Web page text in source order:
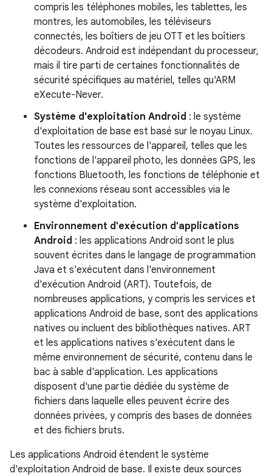
compris les téléphones mobiles, les tablettes, les
montres, les automobiles, les téléviseurs
connectés, les boîtiers de jeu OTT et les boîtiers
décodeurs. Android est indépendant du processeur,
mais il tire parti de certaines fonctionnalités de
sécurité spécifiques au matériel, telles qu'ARM
eXecute-Never.
Système d'exploitation Android : le système
d'exploitation de base est basé sur le noyau Linux.
Toutes les ressources de l'appareil, telles que les
fonctions de l'appareil photo, les données GPS, les
fonctions Bluetooth, les fonctions de téléphonie et
les connexions réseau sont accessibles via le
système d'exploitation.
Environnement d'exécution d'applications
Android : les applications Android sont le plus
souvent écrites dans le langage de programmation
Java et s'exécutent dans l'environnement
d'exécution Android (ART). Toutefois, de
nombreuses applications, y compris les services et
applications Android de base, sont des applications
natives ou incluent des bibliothèques natives. ART
et les applications natives s'exécutent dans le
même environnement de sécurité, contenu dans le
bac à sable d'application. Les applications
disposent d'une partie dédiée du système de
fichiers dans laquelle elles peuvent écrire des
données privées, y compris des bases de données
et des fichiers bruts.
Les applications Android étendent le système
d'exploitation Android de base. Il existe deux sources